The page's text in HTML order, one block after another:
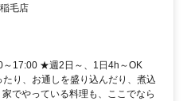
毛店
～17:00 ★週2日～、1日4h～OK
り、お通しを盛り込んだり、煮込
でやっている料理も、ここでなら